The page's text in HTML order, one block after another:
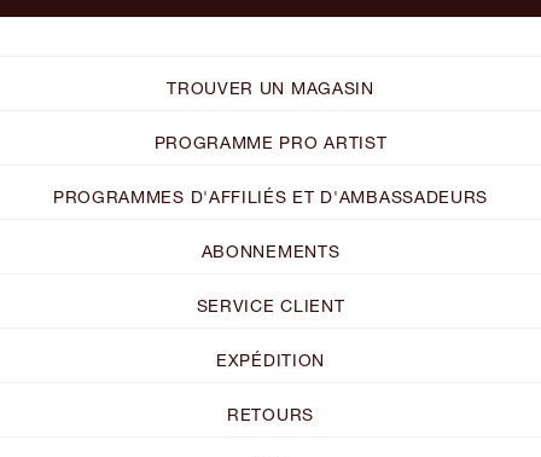
TROUVER UN MAGASIN
PROGRAMME PRO ARTIST
PROGRAMMES D'AFFILIÉS ET D'AMBASSADEURS
ABONNEMENTS
SERVICE CLIENT
EXPÉDITION
RETOURS